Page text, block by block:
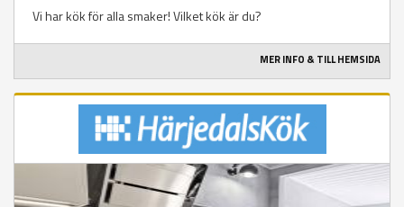
Vi har kök för alla smaker! Vilket kök är du?
MER INFO & TILL HEMSIDA